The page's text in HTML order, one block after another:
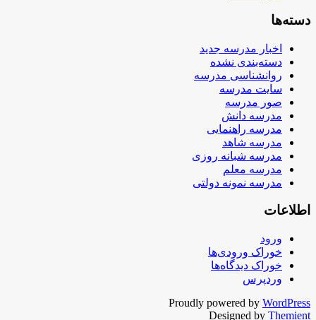
دسته‌ها
اخبار مدرسه جدید
دسته‌بندی نشده
روانشناسی مدرسه
سایت مدرسه
صور مدرسه
مدرسه دانش
مدرسه راهنمایی
مدرسه شاهد
مدرسه شبانه روزی
مدرسه معلم
مدرسه نمونه دولتی
اطلاعات
ورود
خوراک ورودی‌ها
خوراک دیدگاه‌ها
وردپرس
Proudly powered by WordPress
Designed by Themient